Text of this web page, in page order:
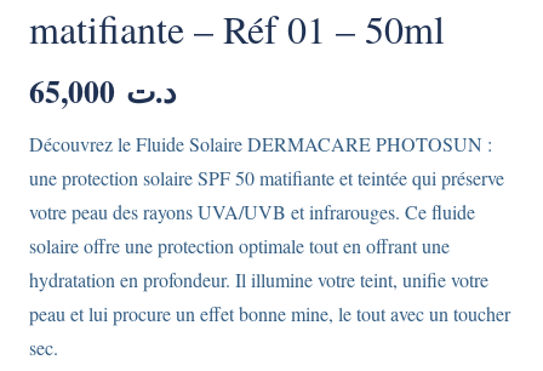
matifiante – Réf 01 – 50ml
د.ت
Découvrez le Fluide Solaire DERMACARE PHOTOSUN :
une protection solaire SPF 50 matifiante et teintée qui préserve
votre peau des rayons UVA/UVB et infrarouges. Ce fluide
solaire offre une protection optimale tout en offrant une
hydratation en profondeur. Il illumine votre teint, unifie votre
peau et lui procure un effet bonne mine, le tout avec un toucher
sec.